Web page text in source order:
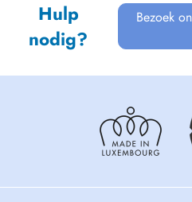
Hulp
nodig?
Bezoek